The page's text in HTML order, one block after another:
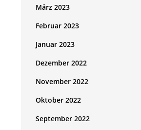
März 2023
Februar 2023
Januar 2023
Dezember 2022
November 2022
Oktober 2022
September 2022